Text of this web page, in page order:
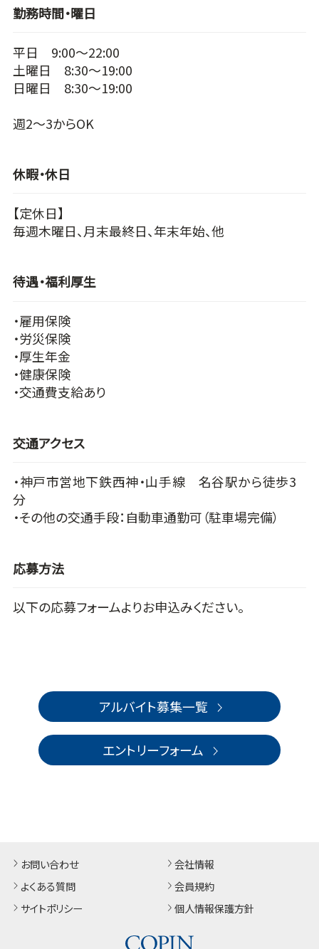
勤務時間・曜日
平日 9:00～22:00
土曜日 8:30～19:00
日曜日 8:30～19:00
週2～3からOK
休暇・休日
【定休日】
毎週木曜日、月末最終日、年末年始、他
待遇・福利厚生
・雇用保険
・労災保険
・厚生年金
・健康保険
・交通費支給あり
交通アクセス
・神戸市営地下鉄西神・山手線 名谷駅から徒歩3
分
・その他の交通手段：自動車通勤可（駐車場完備）
応募方法
以下の応募フォームよりお申込みください。
アルバイト募集一覧
エントリーフォーム
お問い合わせ
よくある質問
サイトポリシー
会社情報
会員規約
個人情報保護方針